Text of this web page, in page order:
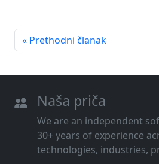
« Prethodni članak
Naša priča
We are an independent
30+ years of experience
technologies, industries,